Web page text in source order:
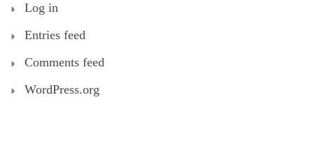
Log in
Entries feed
Comments feed
WordPress.org